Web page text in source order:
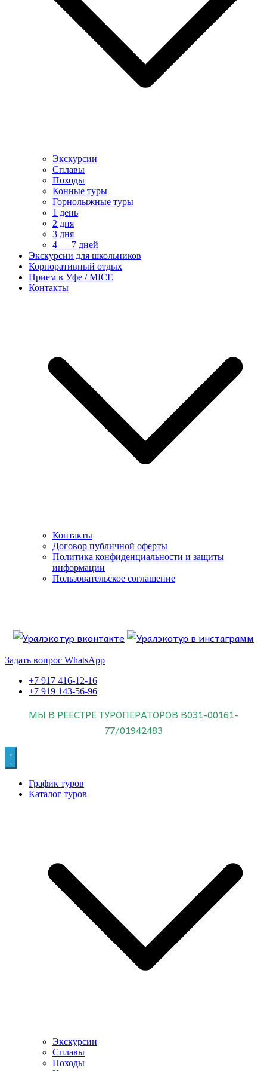
Экскурсии
Сплавы
Походы
Конные туры
Горнолыжные туры
1 день
2 дня
3 дня
4 — 7 дней
Экскурсии для школьников
Корпоративный отдых
Прием в Уфе / MICE
Контакты
Контакты
Договор публичной оферты
Политика конфиденциальности и защиты
информации
Пользовательское соглашение
Знайте об этом.
Задать вопрос WhatsApp
+7 917 416-12-16
+7 919 143-56-96
МЫ В РЕЕСТРЕ ТУРОПЕРАТОРОВ В031-00161-
77/01942483
График туров
Каталог туров
Экскурсии
Сплавы
Походы